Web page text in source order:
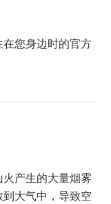
您身边时的官方
产生的大量烟雾
大气中，导致空